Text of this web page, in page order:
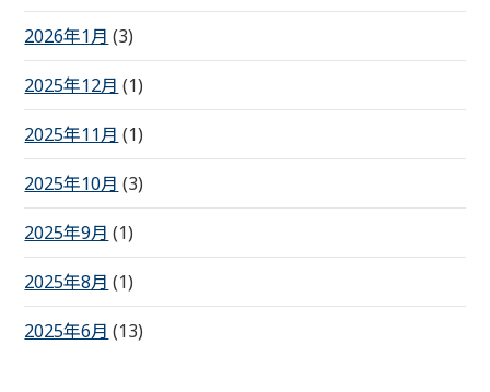
2026年1月 (3)
2025年12月 (1)
2025年11月 (1)
2025年10月 (3)
2025年9月 (1)
2025年8月 (1)
2025年6月 (13)